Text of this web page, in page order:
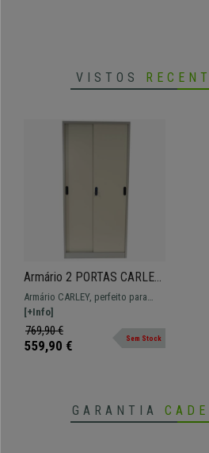
VISTOS
Armário 2 PORTAS CARLEY,
180x85x40cm, Estantes
Ajustáveis, Em Aço
Armário CARLEY, perfeito para
armazenamento no escritório,
fabricado em aço resistente.
[+Info]
769,90 €
559,90 € Sem Stock
GARANTIA